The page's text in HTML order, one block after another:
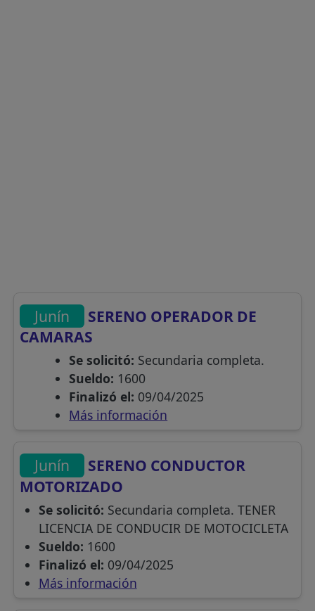
Junín
SERENO OPERADOR DE
CAMARAS
Se solicitó: Secundaria completa.
Sueldo: 1600
Finalizó el: 09/04/2025
Más información
Junín
SERENO CONDUCTOR
MOTORIZADO
Se solicitó: Secundaria completa. TENER
LICENCIA DE CONDUCIR DE MOTOCICLETA
Sueldo: 1600
Finalizó el: 09/04/2025
Más información